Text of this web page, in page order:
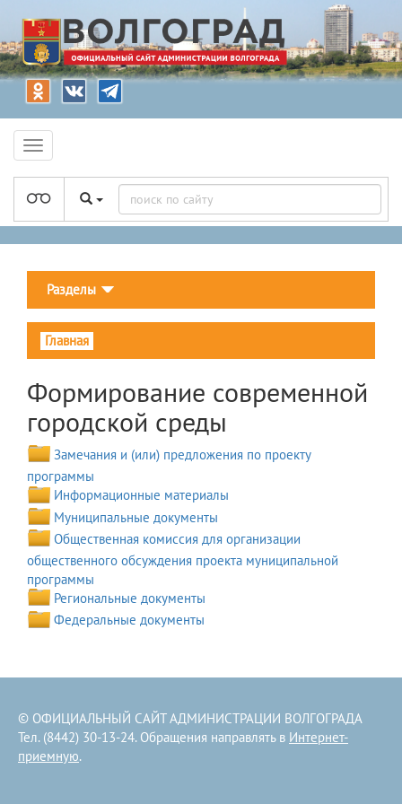
Разделы
Главная
Формирование современной
городской среды
Замечания и (или) предложения по проекту
программы
Информационные материалы
Муниципальные документы
Общественная комиссия для организации
общественного обсуждения проекта муниципальной
программы
Региональные документы
Федеральные документы
© ОФИЦИАЛЬНЫЙ САЙТ АДМИНИСТРАЦИИ ВОЛГОГРАДА
Тел. (8442) 30-13-24. Обращения направлять в Интернет-
приемную.